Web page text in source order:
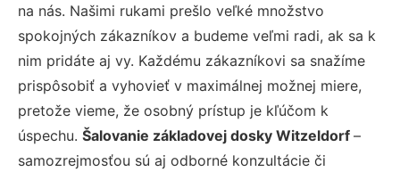
na nás. Našimi rukami prešlo veľké množstvo
spokojných zákazníkov a budeme veľmi radi, ak sa k
nim pridáte aj vy. Každému zákazníkovi sa snažíme
prispôsobiť a vyhovieť v maximálnej možnej miere,
pretože vieme, že osobný prístup je kľúčom k
úspechu. Šalovanie základovej dosky Witzeldorf –
samozrejmosťou sú aj odborné konzultácie či